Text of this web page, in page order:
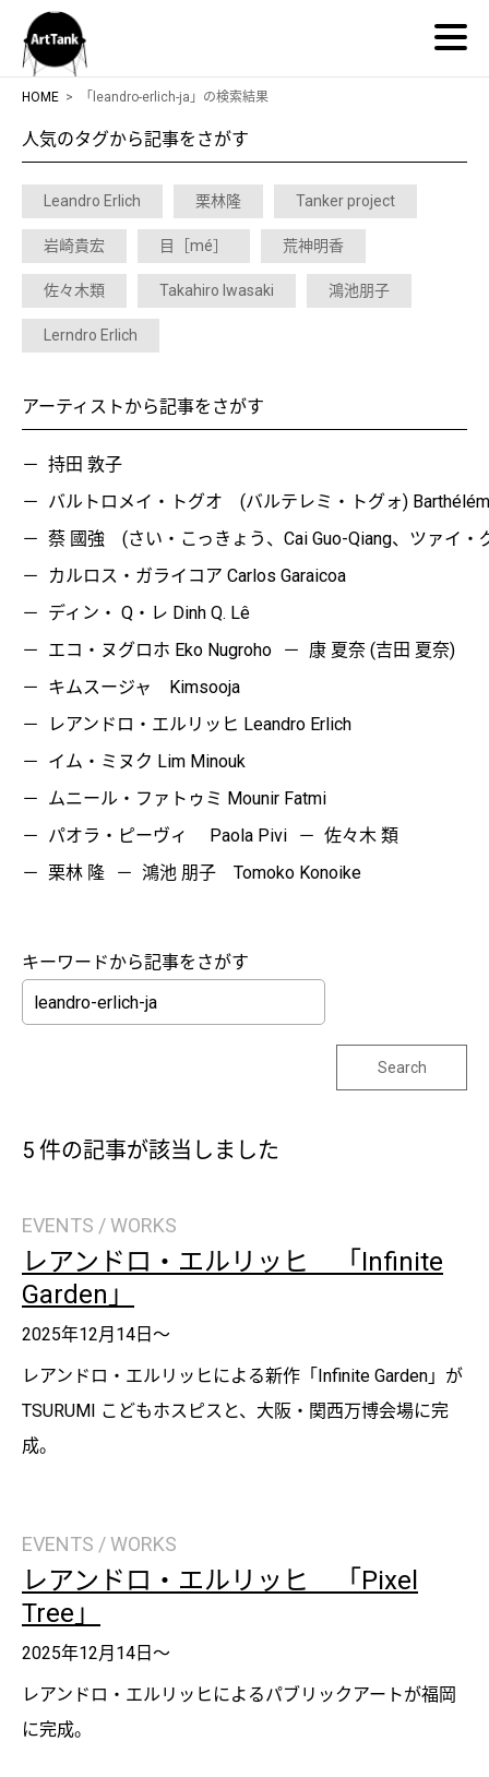
ArtTank
HOME 「leandro-erlich-ja」の検索結果
人気のタグから記事をさがす
Leandro Erlich 栗林隆 Tanker project
岩崎貴宏 目［mé］ 荒神明香
佐々木類 Takahiro Iwasaki 鴻池朋子
Lerndro Erlich
アーティストから記事をさがす
持田 敦子
バルトロメイ・トグオ (バルテレミ・トグォ)
蔡 國強 (さい・こっきょう、Cai Guo-Qiang、ツァイ・
カルロス・ガライコア Carlos Garaicoa
ディン・ Q・レ Dinh Q. Lê
エコ・ヌグロホ Eko Nugroho
康 夏奈 (吉田 夏奈)
キムスージャ Kimsooja
レアンドロ・エルリッヒ Leandro Erlich
イム・ミヌク Lim Minouk
ムニール・ファトゥミ Mounir Fatmi
パオラ・ピーヴィ Paola Pivi
佐々木 類
栗林 隆
鴻池 朋子 Tomoko Konoike
キーワードから記事をさがす
Search
5 件の記事が該当しました
EVENTS / WORKS
レアンドロ・エルリッヒ 「Infinite
Garden」
2025年12月14日～
レアンドロ・エルリッヒによる新作「Infinite Garden」が
TSURUMI こどもホスピスと、大阪・関西万博会場に完
成。
EVENTS / WORKS
レアンドロ・エルリッヒ 「Pixel
Tree」
2025年12月14日～
レアンドロ・エルリッヒによるパブリックアートが福岡
に完成。